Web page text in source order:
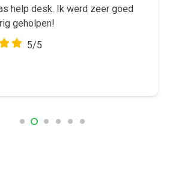
help desk. Ik werd zeer goed
geholpen!
5/5
Wij maken er veel gebruik
stichting om particuliere
te faciliteren.